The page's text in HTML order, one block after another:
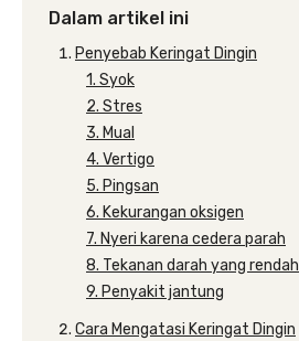
Dalam artikel ini
Penyebab Keringat Dingin
1. Syok
2. Stres
3. Mual
4. Vertigo
5. Pingsan
6. Kekurangan oksigen
7. Nyeri karena cedera parah
8. Tekanan darah yang rendah
9. Penyakit jantung
Cara Mengatasi Keringat Dingin